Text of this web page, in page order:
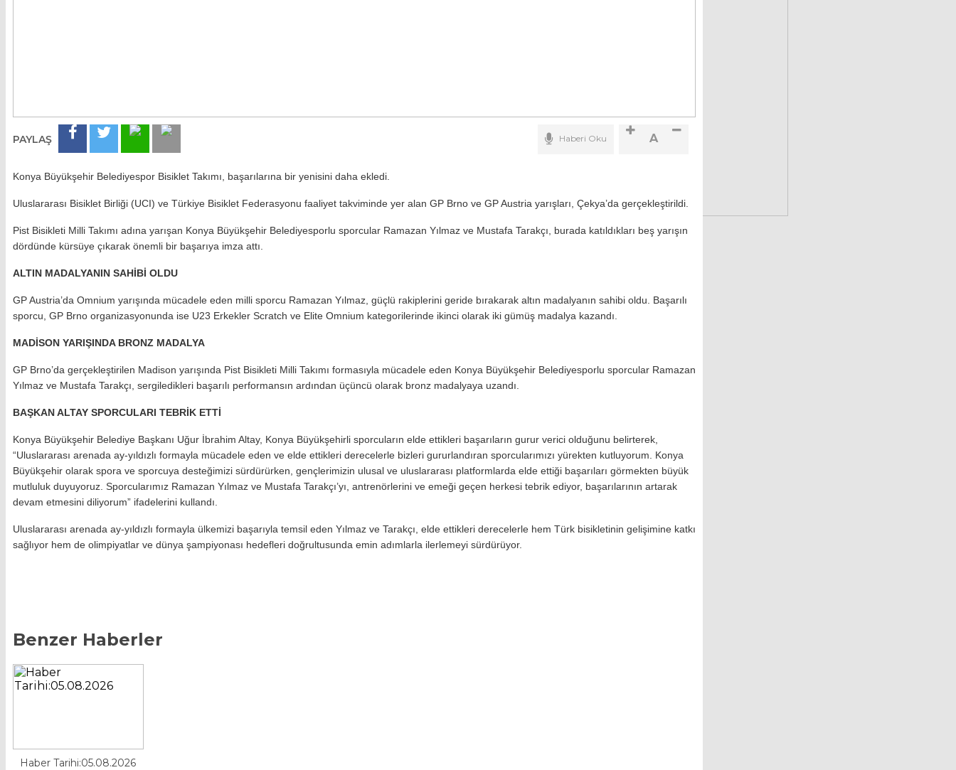
PAYLAŞ A
Haberi Oku
Konya Büyükşehir Belediyespor Bisiklet Takımı, başarılarına bir yenisini daha ekledi.
Uluslararası Bisiklet Birliği (UCI) ve Türkiye Bisiklet Federasyonu faaliyet takviminde yer alan GP Brno ve GP Austria yarışları, Çekya’da gerçekleştirildi.
Pist Bisikleti Milli Takımı adına yarışan Konya Büyükşehir Belediyesporlu sporcular Ramazan Yılmaz ve Mustafa Tarakçı, burada katıldıkları beş yarışın
dördünde kürsüye çıkarak önemli bir başarıya imza attı.
ALTIN MADALYANIN SAHİBİ OLDU
GP Austria’da Omnium yarışında mücadele eden milli sporcu Ramazan Yılmaz, güçlü rakiplerini geride bırakarak altın madalyanın sahibi oldu. Başarılı
sporcu, GP Brno organizasyonunda ise U23 Erkekler Scratch ve Elite Omnium kategorilerinde ikinci olarak iki gümüş madalya kazandı.
MADİSON YARIŞINDA BRONZ MADALYA
GP Brno’da gerçekleştirilen Madison yarışında Pist Bisikleti Milli Takımı formasıyla mücadele eden Konya Büyükşehir Belediyesporlu sporcular Ramazan
Yılmaz ve Mustafa Tarakçı, sergiledikleri başarılı performansın ardından üçüncü olarak bronz madalyaya uzandı.
BAŞKAN ALTAY SPORCULARI TEBRİK ETTİ
Konya Büyükşehir Belediye Başkanı Uğur İbrahim Altay, Konya Büyükşehirli sporcuların elde ettikleri başarıların gurur verici olduğunu belirterek,
“Uluslararası arenada ay-yıldızlı formayla mücadele eden ve elde ettikleri derecelerle bizleri gururlandıran sporcularımızı yürekten kutluyorum. Konya
Büyükşehir olarak spora ve sporcuya desteğimizi sürdürürken, gençlerimizin ulusal ve uluslararası platformlarda elde ettiği başarıları görmekten büyük
mutluluk duyuyoruz. Sporcularımız Ramazan Yılmaz ve Mustafa Tarakçı’yı, antrenörlerini ve emeği geçen herkesi tebrik ediyor, başarılarının artarak
devam etmesini diliyorum” ifadelerini kullandı.
Uluslararası arenada ay-yıldızlı formayla ülkemizi başarıyla temsil eden Yılmaz ve Tarakçı, elde ettikleri derecelerle hem Türk bisikletinin gelişimine katkı
sağlıyor hem de olimpiyatlar ve dünya şampiyonası hedefleri doğrultusunda emin adımlarla ilerlemeyi sürdürüyor.
Benzer Haberler
Haber Tarihi:05.08.2026